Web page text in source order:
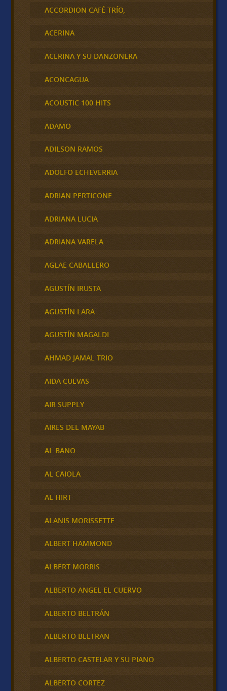
ACCORDION CAFÉ TRÍO,
ACERINA
ACERINA Y SU DANZONERA
ACONCAGUA
ACOUSTIC 100 HITS
ADAMO
ADILSON RAMOS
ADOLFO ECHEVERRIA
ADRIAN PERTICONE
ADRIANA LUCIA
ADRIANA VARELA
AGLAE CABALLERO
AGUSTÍN IRUSTA
AGUSTÍN LARA
AGUSTÍN MAGALDI
AHMAD JAMAL TRIO
AIDA CUEVAS
AIR SUPPLY
AIRES DEL MAYAB
AL BANO
AL CAIOLA
AL HIRT
ALANIS MORISSETTE
ALBERT HAMMOND
ALBERT MORRIS
ALBERTO ANGEL EL CUERVO
ALBERTO BELTRÁN
ALBERTO BELTRAN
ALBERTO CASTELAR Y SU PIANO
ALBERTO CORTEZ